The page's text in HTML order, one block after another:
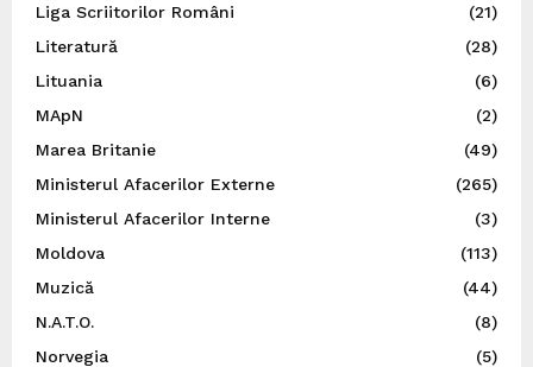
Liga Scriitorilor Români
(21)
Literatură
(28)
Lituania
(6)
MApN
(2)
Marea Britanie
(49)
Ministerul Afacerilor Externe
(265)
Ministerul Afacerilor Interne
(3)
Moldova
(113)
Muzică
(44)
N.A.T.O.
(8)
Norvegia
(5)